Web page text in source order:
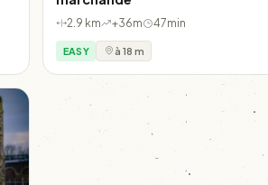
2.9 km +36m 47min
EASY à 18 m